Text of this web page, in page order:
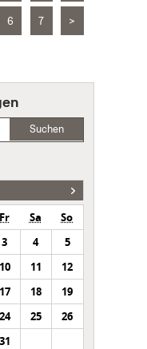
6 7 >
Suchen
Fr Sa
So
3 4
5
10 11
12
17 18
19
24 25
26
31